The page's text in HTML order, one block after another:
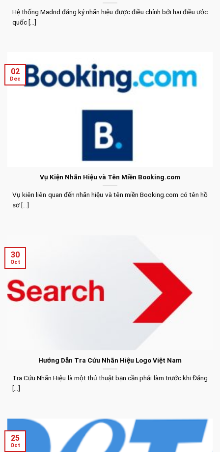
Hệ thống Madrid đăng ký nhãn hiệu được điều chỉnh bởi hai điều ước
quốc [...]
Vụ Kiện Nhãn Hiệu và Tên Miền Booking.com
Vụ kiên liên quan đến nhãn hiệu và tên miền Booking.com có tên hồ
sơ [...]
02
Dec
Hướng Dẫn Tra Cứu Nhãn Hiệu Logo Việt Nam
Tra Cứu Nhãn Hiệu là một thủ thuật bạn cần phải làm trước khi Đăng
[...]
30
Oct
25
Oct